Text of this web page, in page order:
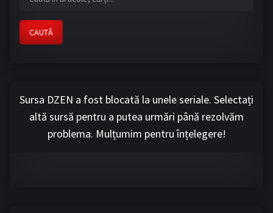
CAUTĂ
Sursa DZEN a fost blocată la unele seriale. Selectați
altă sursă pentru a putea urmări până rezolvăm
problema. Mulțumim pentru înțelegere!